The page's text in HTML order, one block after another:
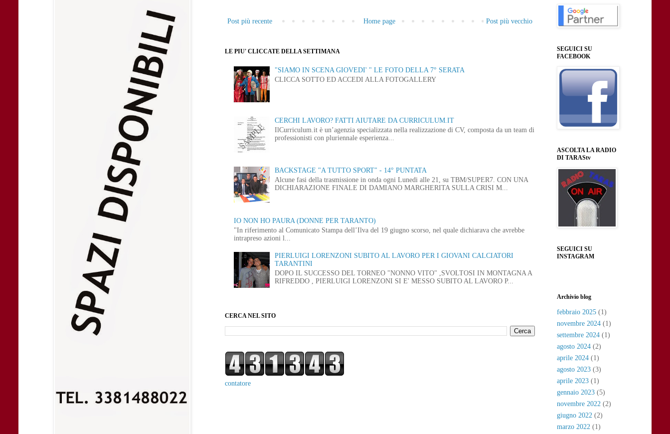
Post più recente Post più vecchio
Home page
LE PIU' CLICCATE DELLA SETTIMANA
"SIAMO IN SCENA GIOVEDI' " LE FOTO DELLA 7° SERATA
CLICCA SOTTO ED ACCEDI ALLA FOTOGALLERY
CERCHI LAVORO? FATTI AIUTARE DA CURRICULUM.IT
IlCurriculum.it è un’agenzia specializzata nella realizzazione di CV, composta da un team di
professionisti con pluriennale esperienza...
BACKSTAGE "A TUTTO SPORT" - 14° PUNTATA
Alcune fasi della trasmissione in onda ogni Lunedi alle 21, su TBM/SUPER7. CON UNA
DICHIARAZIONE FINALE DI DAMIANO MARGHERITA SULLA CRISI M...
IO NON HO PAURA (DONNE PER TARANTO)
"In riferimento al Comunicato Stampa dell’Ilva del 19 giugno scorso, nel quale dichiarava che avrebbe
intrapreso azioni l...
PIERLUIGI LORENZONI SUBITO AL LAVORO PER I GIOVANI CALCIATORI
TARANTINI
DOPO IL SUCCESSO DEL TORNEO "NONNO VITO" ,SVOLTOSI IN MONTAGNA A
RIFREDDO , PIERLUIGI LORENZONI SI E' MESSO SUBITO AL LAVORO P...
CERCA NEL SITO
contatore
SEGUICI SU
FACEBOOK
ASCOLTA LA RADIO
DI TARAStv
SEGUICI SU
INSTAGRAM
Archivio blog
febbraio 2025 (1)
novembre 2024 (1)
settembre 2024 (1)
agosto 2024 (2)
aprile 2024 (1)
agosto 2023 (3)
aprile 2023 (1)
gennaio 2023 (5)
novembre 2022 (2)
giugno 2022 (2)
marzo 2022 (1)